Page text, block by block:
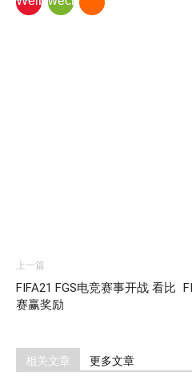
上一篇
FIFA21 FGS电竞赛事开战 看比
赛赢奖励
相关文章 更多文章